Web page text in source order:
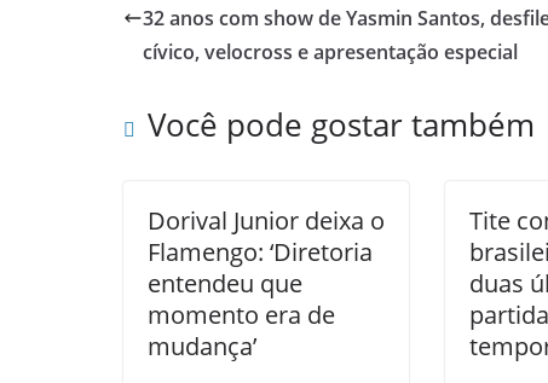
32 anos com show de Yasmin Santos,
cívico, velocross e apresentação especial
Você pode gostar também
Dorival Junior deixa o
Flamengo: ‘Diretoria
entendeu que
momento era de
mudança’
Tite
duas